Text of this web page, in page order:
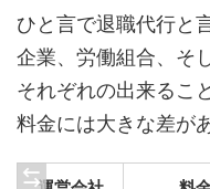
ひと言で退職代行と
企業、労働組合、そ
それぞれの出来るこ
料金には大きな差が